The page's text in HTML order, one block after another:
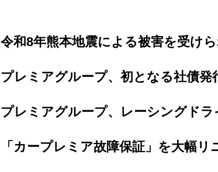
令和8年熊本地震による被害を受け
「カープレミア故障保証」を大幅リ